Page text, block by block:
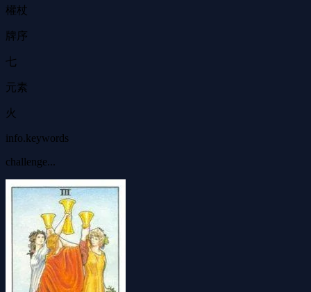
權杖
牌序
七
元素
火
info.keywords
challenge...